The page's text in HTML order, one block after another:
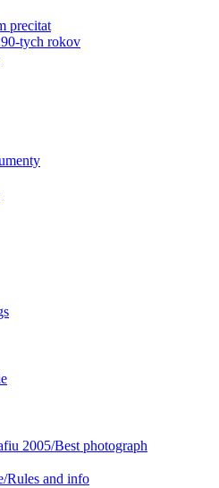
precitat
tych rokov
2005/Best photograph
and info